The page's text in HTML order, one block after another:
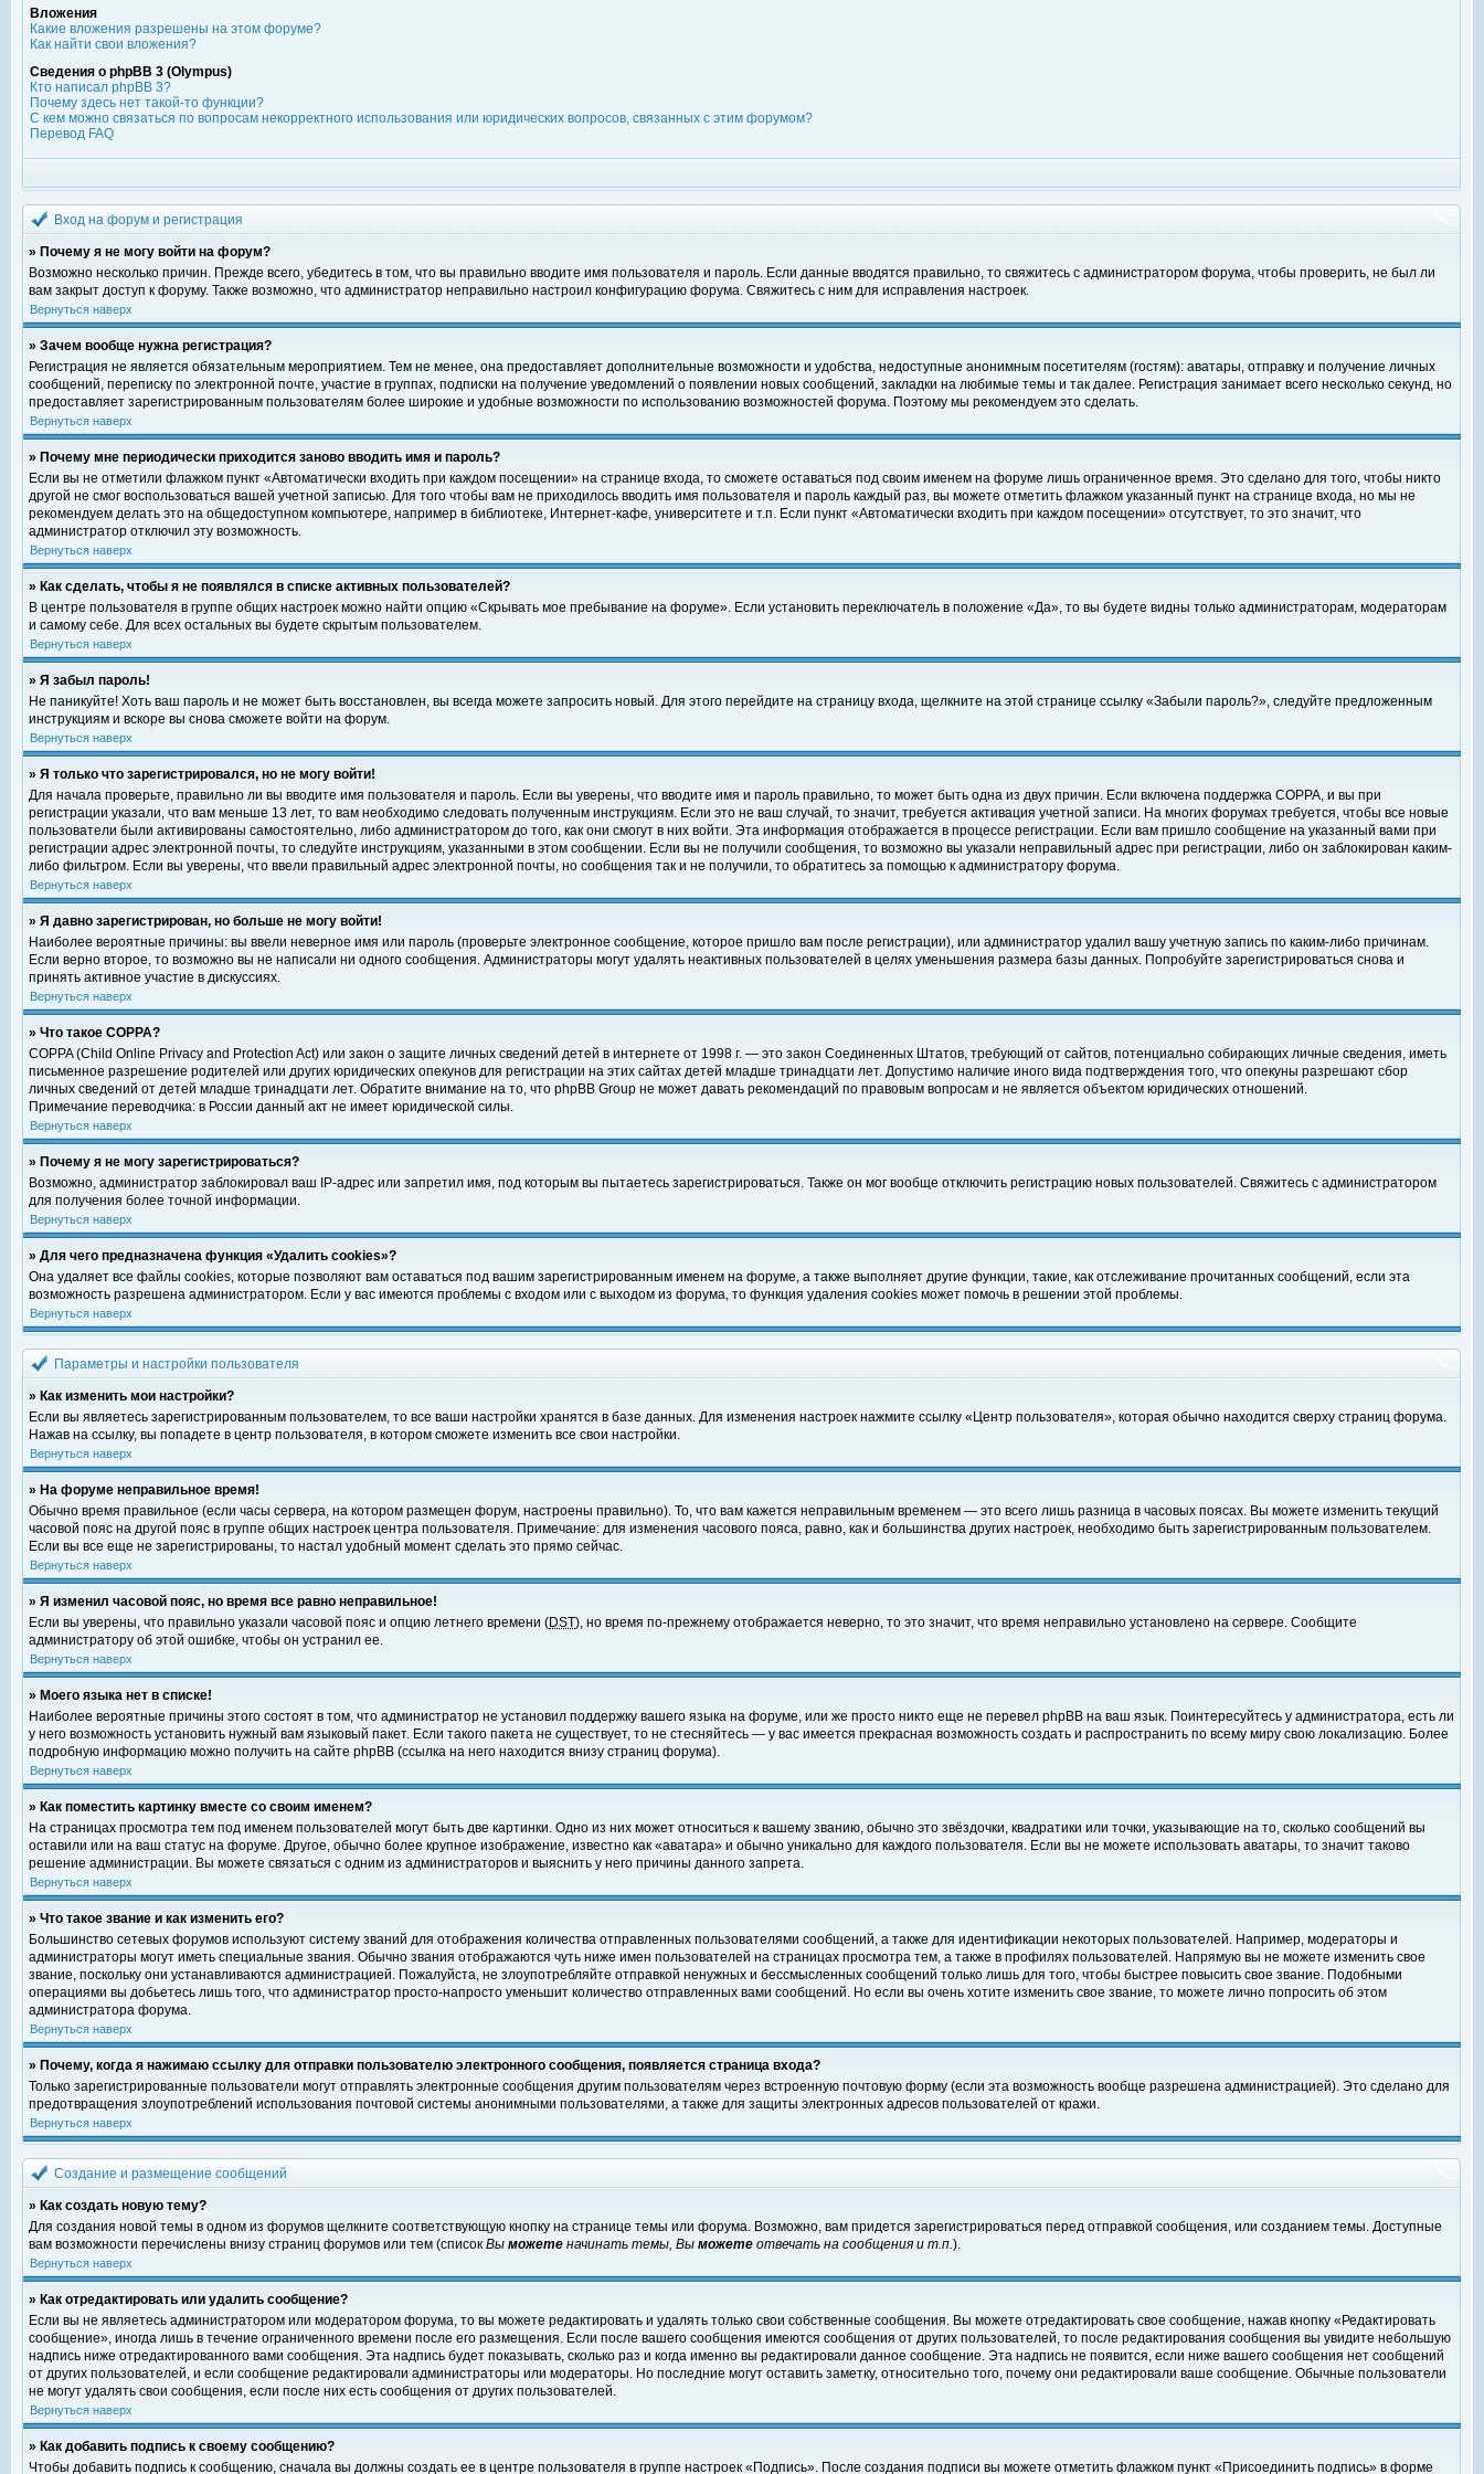
Вложения
Какие вложения разрешены на этом форуме?
Как найти свои вложения?
Сведения о phpBB 3 (Olympus)
Кто написал phpBB 3?
Почему здесь нет такой-то функции?
С кем можно связаться по вопросам некорректного использования или юридических вопросов, связанных с этим форумом?
Перевод FAQ
Вход на форум и регистрация
» Почему я не могу войти на форум?
Возможно несколько причин. Прежде всего, убедитесь в том, что вы правильно вводите имя пользователя и пароль. Если данные вводятся правильно, то свяжитесь с администратором форума, чтобы проверить, не был ли
вам закрыт доступ к форуму. Также возможно, что администратор неправильно настроил конфигурацию форума. Свяжитесь с ним для исправления настроек.
Вернуться наверх
» Зачем вообще нужна регистрация?
Регистрация не является обязательным мероприятием. Тем не менее, она предоставляет дополнительные возможности и удобства, недоступные анонимным посетителям (гостям): аватары, отправку и получение личных
сообщений, переписку по электронной почте, участие в группах, подписки на получение уведомлений о появлении новых сообщений, закладки на любимые темы и так далее. Регистрация занимает всего несколько секунд, но
предоставляет зарегистрированным пользователям более широкие и удобные возможности по использованию возможностей форума. Поэтому мы рекомендуем это сделать.
Вернуться наверх
» Почему мне периодически приходится заново вводить имя и пароль?
Если вы не отметили флажком пункт «Автоматически входить при каждом посещении» на странице входа, то сможете оставаться под своим именем на форуме лишь ограниченное время. Это сделано для того, чтобы никто
другой не смог воспользоваться вашей учетной записью. Для того чтобы вам не приходилось вводить имя пользователя и пароль каждый раз, вы можете отметить флажком указанный пункт на странице входа, но мы не
рекомендуем делать это на общедоступном компьютере, например в библиотеке, Интернет-кафе, университете и т.п. Если пункт «Автоматически входить при каждом посещении» отсутствует, то это значит, что
администратор отключил эту возможность.
Вернуться наверх
» Как сделать, чтобы я не появлялся в списке активных пользователей?
В центре пользователя в группе общих настроек можно найти опцию «Скрывать мое пребывание на форуме». Если установить переключатель в положение «Да», то вы будете видны только администраторам, модераторам
и самому себе. Для всех остальных вы будете скрытым пользователем.
Вернуться наверх
» Я забыл пароль!
Не паникуйте! Хоть ваш пароль и не может быть восстановлен, вы всегда можете запросить новый. Для этого перейдите на страницу входа, щелкните на этой странице ссылку «Забыли пароль?», следуйте предложенным
инструкциям и вскоре вы снова сможете войти на форум.
Вернуться наверх
» Я только что зарегистрировался, но не могу войти!
Для начала проверьте, правильно ли вы вводите имя пользователя и пароль. Если вы уверены, что вводите имя и пароль правильно, то может быть одна из двух причин. Если включена поддержка COPPA, и вы при
регистрации указали, что вам меньше 13 лет, то вам необходимо следовать полученным инструкциям. Если это не ваш случай, то значит, требуется активация учетной записи. На многих форумах требуется, чтобы все новые
пользователи были активированы самостоятельно, либо администратором до того, как они смогут в них войти. Эта информация отображается в процессе регистрации. Если вам пришло сообщение на указанный вами при
регистрации адрес электронной почты, то следуйте инструкциям, указанными в этом сообщении. Если вы не получили сообщения, то возможно вы указали неправильный адрес при регистрации, либо он заблокирован каким-
либо фильтром. Если вы уверены, что ввели правильный адрес электронной почты, но сообщения так и не получили, то обратитесь за помощью к администратору форума.
Вернуться наверх
» Я давно зарегистрирован, но больше не могу войти!
Наиболее вероятные причины: вы ввели неверное имя или пароль (проверьте электронное сообщение, которое пришло вам после регистрации), или администратор удалил вашу учетную запись по каким-либо причинам.
Если верно второе, то возможно вы не написали ни одного сообщения. Администраторы могут удалять неактивных пользователей в целях уменьшения размера базы данных. Попробуйте зарегистрироваться снова и
принять активное участие в дискуссиях.
Вернуться наверх
» Что такое COPPA?
COPPA (Child Online Privacy and Protection Act) или закон о защите личных сведений детей в интернете от 1998 г. — это закон Соединенных Штатов, требующий от сайтов, потенциально собирающих личные сведения, иметь
письменное разрешение родителей или других юридических опекунов для регистрации на этих сайтах детей младше тринадцати лет. Допустимо наличие иного вида подтверждения того, что опекуны разрешают сбор
личных сведений от детей младше тринадцати лет. Обратите внимание на то, что phpBB Group не может давать рекомендаций по правовым вопросам и не является объектом юридических отношений.
Примечание переводчика: в России данный акт не имеет юридической силы.
Вернуться наверх
» Почему я не могу зарегистрироваться?
Возможно, администратор заблокировал ваш IP-адрес или запретил имя, под которым вы пытаетесь зарегистрироваться. Также он мог вообще отключить регистрацию новых пользователей. Свяжитесь с администратором
для получения более точной информации.
Вернуться наверх
» Для чего предназначена функция «Удалить cookies»?
Она удаляет все файлы cookies, которые позволяют вам оставаться под вашим зарегистрированным именем на форуме, а также выполняет другие функции, такие, как отслеживание прочитанных сообщений, если эта
возможность разрешена администратором. Если у вас имеются проблемы с входом или с выходом из форума, то функция удаления cookies может помочь в решении этой проблемы.
Вернуться наверх
Параметры и настройки пользователя
» Как изменить мои настройки?
Если вы являетесь зарегистрированным пользователем, то все ваши настройки хранятся в базе данных. Для изменения настроек нажмите ссылку «Центр пользователя», которая обычно находится сверху страниц форума.
Нажав на ссылку, вы попадете в центр пользователя, в котором сможете изменить все свои настройки.
Вернуться наверх
» На форуме неправильное время!
Обычно время правильное (если часы сервера, на котором размещен форум, настроены правильно). То, что вам кажется неправильным временем — это всего лишь разница в часовых поясах. Вы можете изменить текущий
часовой пояс на другой пояс в группе общих настроек центра пользователя. Примечание: для изменения часового пояса, равно, как и большинства других настроек, необходимо быть зарегистрированным пользователем.
Если вы все еще не зарегистрированы, то настал удобный момент сделать это прямо сейчас.
Вернуться наверх
» Я изменил часовой пояс, но время все равно неправильное!
Если вы уверены, что правильно указали часовой пояс и опцию летнего времени (DST), но время по-прежнему отображается неверно, то это значит, что время неправильно установлено на сервере. Сообщите
администратору об этой ошибке, чтобы он устранил ее.
Вернуться наверх
» Моего языка нет в списке!
Наиболее вероятные причины этого состоят в том, что администратор не установил поддержку вашего языка на форуме, или же просто никто еще не перевел phpBB на ваш язык. Поинтересуйтесь у администратора, есть ли
у него возможность установить нужный вам языковый пакет. Если такого пакета не существует, то не стесняйтесь — у вас имеется прекрасная возможность создать и распространить по всему миру свою локализацию. Более
подробную информацию можно получить на сайте phpBB (ссылка на него находится внизу страниц форума).
Вернуться наверх
» Как поместить картинку вместе со своим именем?
На страницах просмотра тем под именем пользователей могут быть две картинки. Одно из них может относиться к вашему званию, обычно это звёздочки, квадратики или точки, указывающие на то, сколько сообщений вы
оставили или на ваш статус на форуме. Другое, обычно более крупное изображение, известно как «аватара» и обычно уникально для каждого пользователя. Если вы не можете использовать аватары, то значит таково
решение администрации. Вы можете связаться с одним из администраторов и выяснить у него причины данного запрета.
Вернуться наверх
» Что такое звание и как изменить его?
Большинство сетевых форумов используют систему званий для отображения количества отправленных пользователями сообщений, а также для идентификации некоторых пользователей. Например, модераторы и
администраторы могут иметь специальные звания. Обычно звания отображаются чуть ниже имен пользователей на страницах просмотра тем, а также в профилях пользователей. Напрямую вы не можете изменить свое
звание, поскольку они устанавливаются администрацией. Пожалуйста, не злоупотребляйте отправкой ненужных и бессмысленных сообщений только лишь для того, чтобы быстрее повысить свое звание. Подобными
операциями вы добьетесь лишь того, что администратор просто-напросто уменьшит количество отправленных вами сообщений. Но если вы очень хотите изменить свое звание, то можете лично попросить об этом
администратора форума.
Вернуться наверх
» Почему, когда я нажимаю ссылку для отправки пользователю электронного сообщения, появляется страница входа?
Только зарегистрированные пользователи могут отправлять электронные сообщения другим пользователям через встроенную почтовую форму (если эта возможность вообще разрешена администрацией). Это сделано для
предотвращения злоупотреблений использования почтовой системы анонимными пользователями, а также для защиты электронных адресов пользователей от кражи.
Вернуться наверх
Создание и размещение сообщений
» Как создать новую тему?
Для создания новой темы в одном из форумов щелкните соответствующую кнопку на странице темы или форума. Возможно, вам придется зарегистрироваться перед отправкой сообщения, или созданием темы. Доступные
вам возможности перечислены внизу страниц форумов или тем (список Вы можете начинать темы, Вы можете отвечать на сообщения и т.п.).
Вернуться наверх
» Как отредактировать или удалить сообщение?
Если вы не являетесь администратором или модератором форума, то вы можете редактировать и удалять только свои собственные сообщения. Вы можете отредактировать свое сообщение, нажав кнопку «Редактировать
сообщение», иногда лишь в течение ограниченного времени после его размещения. Если после вашего сообщения имеются сообщения от других пользователей, то после редактирования сообщения вы увидите небольшую
надпись ниже отредактированного вами сообщения. Эта надпись будет показывать, сколько раз и когда именно вы редактировали данное сообщение. Эта надпись не появится, если ниже вашего сообщения нет сообщений
от других пользователей, и если сообщение редактировали администраторы или модераторы. Но последние могут оставить заметку, относительно того, почему они редактировали ваше сообщение. Обычные пользователи
не могут удалять свои сообщения, если после них есть сообщения от других пользователей.
Вернуться наверх
» Как добавить подпись к своему сообщению?
Чтобы добавить подпись к сообщению, сначала вы должны создать ее в центре пользователя в группе настроек «Подпись». После создания подписи вы можете отметить флажком пункт «Присоединить подпись» в форме